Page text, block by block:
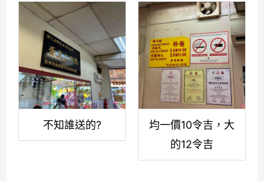
不知誰送的?
均一價10令吉，大
的12令吉